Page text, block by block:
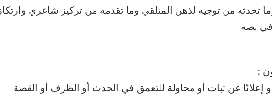
تحدثه من توجيه لذهن المتلقي وما تقدمه من تركيز شاعري وارتكاز
في نصه
:
إعلانًا عن ثبات أو محاولة للتعمق في الحدث أو الظرف أو القصة